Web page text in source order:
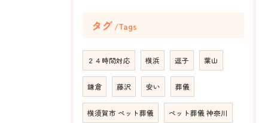
タグ Tags
２４時間対応 横浜 逗子 葉山
鎌倉 藤沢 安い 葬儀
横須賀市 ペット葬儀 ペット葬儀 神奈川